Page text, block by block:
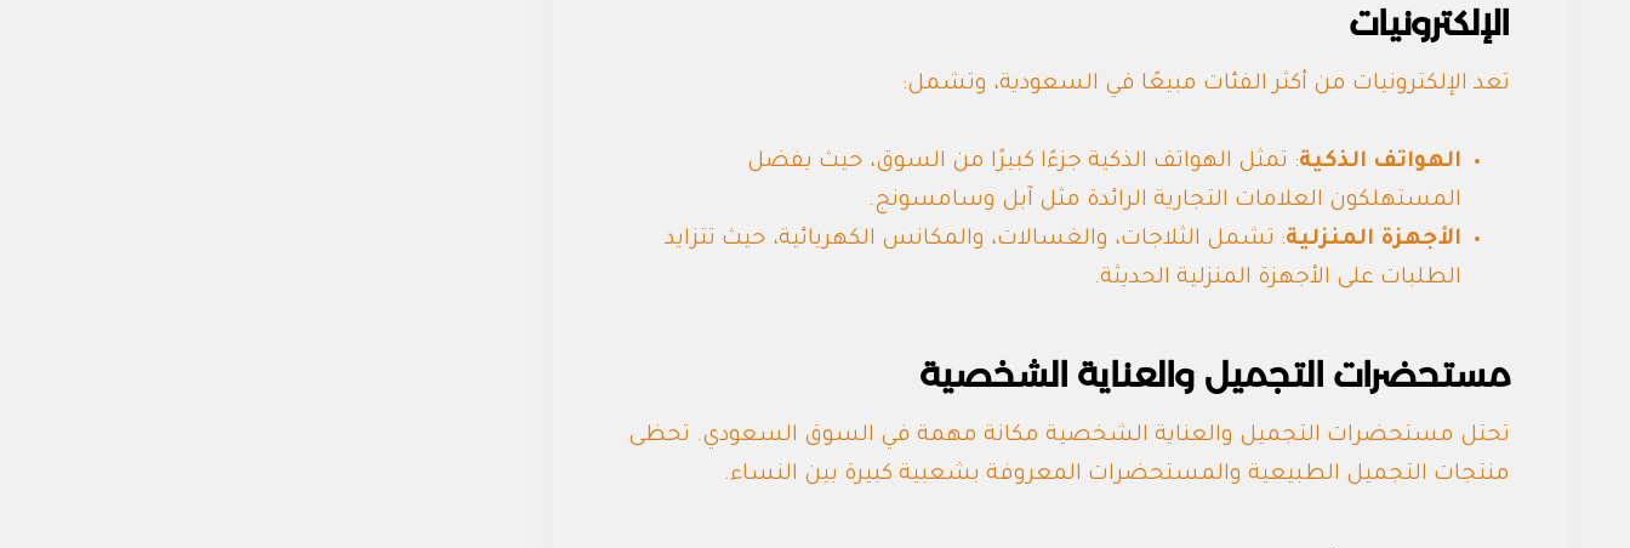
الإلكترونيات
تعد الإلكترونيات من أكثر الفئات مبيعًا في السعودية، وتشمل:
الهواتف الذكية: تمثل الهواتف الذكية جزءًا كبيرًا من السوق، حيث يفضل
المستهلكون العلامات التجارية الرائدة مثل آبل وسامسونج.
الأجهزة المنزلية: تشمل الثلاجات، والغسالات، والمكانس الكهربائية، حيث تتزايد
الطلبات على الأجهزة المنزلية الحديثة.
مستحضرات التجميل والعناية الشخصية
تحتل مستحضرات التجميل والعناية الشخصية مكانة مهمة في السوق السعودي. تحظى
منتجات التجميل الطبيعية والمستحضرات المعروفة بشعبية كبيرة بين النساء.